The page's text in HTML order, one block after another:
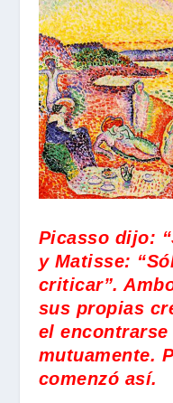
Picasso dijo:
y Matisse:
criticar”.
sus propias
el encontrarse
mutuamente.
comenzó así.